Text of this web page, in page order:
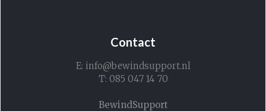
Contact
E: info@bewindsupport.nl
T: 085 047 14 70
BewindSupport